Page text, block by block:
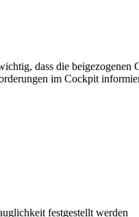
dass die beigezogenen
im Cockpit
festgestellt werden